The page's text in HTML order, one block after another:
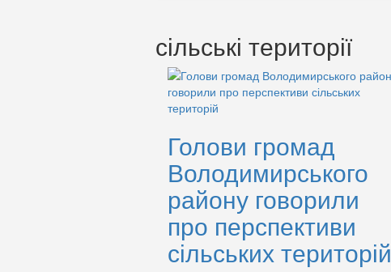
сільські території
Голови громад
Володимирського
району говорили
про перспективи
сільських територій